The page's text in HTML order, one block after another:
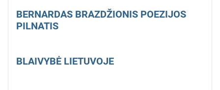
BERNARDAS BRAZDŽIONIS POEZIJOS
PILNATIS
BLAIVYBĖ LIETUVOJE